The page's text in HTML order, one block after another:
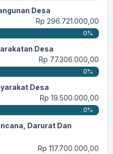
Desa
Rp 296.721.000,00
0%
Desa
Rp 77.306.000,00
0%
Desa
Rp 19.500.000,00
0%
Darurat Dan
Rp 117.700.000,00